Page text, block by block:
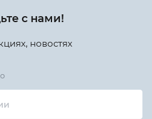
с нами!
новостях